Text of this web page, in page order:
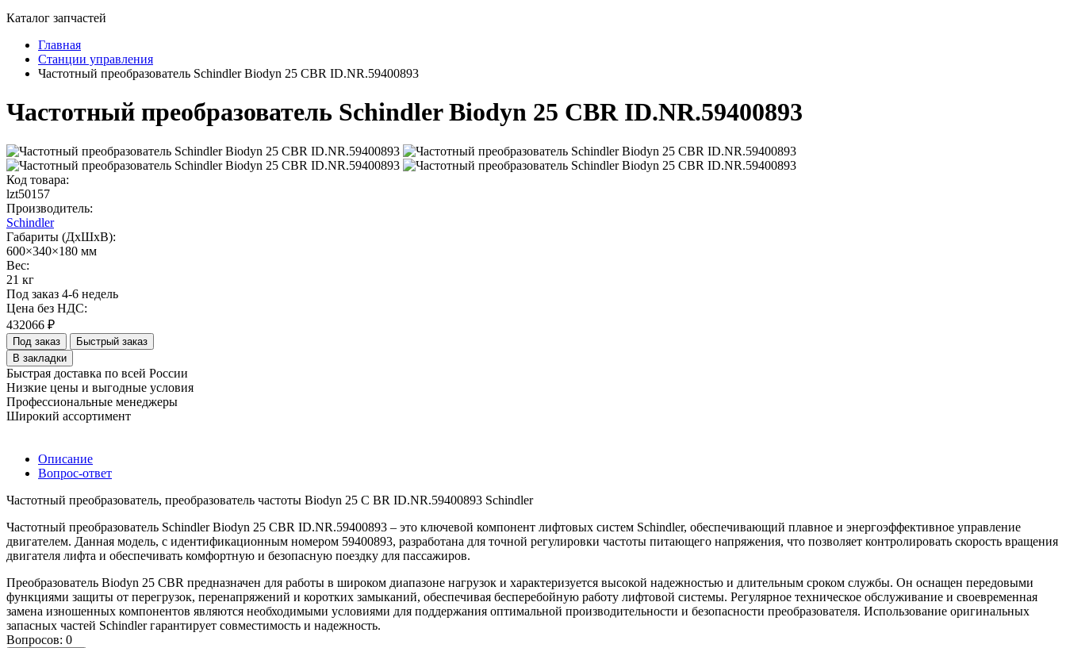
Каталог запчастей
Главная
Станции управления
Частотный преобразователь Schindler Biodyn 25 CBR ID.NR.59400893
Частотный преобразователь Schindler Biodyn 25 CBR ID.NR.59400893
Код товара:
lzt50157
Производитель:
Schindler
Габариты (ДхШхВ):
600×340×180 мм
Вес:
21 кг
Под заказ 4-6 недель
Цена без НДС:
432066 ₽
Под заказ
Быстрый заказ
В закладки
Быстрая доставка по всей России
Низкие цены и выгодные условия
Профессиональные менеджеры
Широкий ассортимент
Описание
Вопрос-ответ
Частотный преобразователь, преобразователь частоты Biodyn 25 C BR ID.NR.59400893 Schindler
Частотный преобразователь Schindler Biodyn 25 CBR ID.NR.59400893 – это ключевой компонент лифтовых систем Schindler, обеспечивающий плавное и энергоэффективное управление
двигателем. Данная модель, с идентификационным номером 59400893, разработана для точной регулировки частоты питающего напряжения, что позволяет контролировать скорость вращения
двигателя лифта и обеспечивать комфортную и безопасную поездку для пассажиров.
Преобразователь Biodyn 25 CBR предназначен для работы в широком диапазоне нагрузок и характеризуется высокой надежностью и длительным сроком службы. Он оснащен передовыми
функциями защиты от перегрузок, перенапряжений и коротких замыканий, обеспечивая бесперебойную работу лифтовой системы. Регулярное техническое обслуживание и своевременная
замена изношенных компонентов являются необходимыми условиями для поддержания оптимальной производительности и безопасности преобразователя. Использование оригинальных
запасных частей Schindler гарантирует совместимость и надежность.
Вопросов: 0